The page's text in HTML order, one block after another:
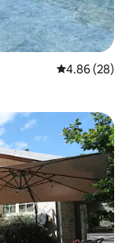
平均评分 4.86
4.86 (28)